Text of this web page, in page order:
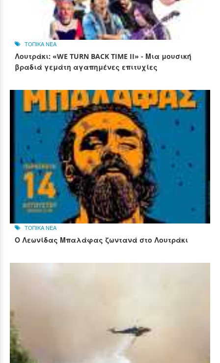
ΤΟΠΙΚΑ ΝΕΑ
Λουτράκι: «WE TURN BACK TIME II» - Μια μουσική
βραδιά γεμάτη αγαπημένες επιτυχίες
ΤΟΠΙΚΑ ΝΕΑ
Ο Λεωνίδας Μπαλάφας ζωντανά στο Λουτράκι